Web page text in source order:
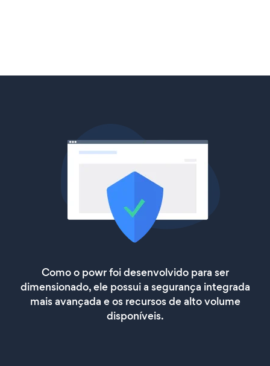
Como o powr foi desenvolvido para ser
dimensionado, ele possui a segurança integrada
mais avançada e os recursos de alto volume
disponíveis.